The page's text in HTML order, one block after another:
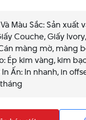
Màu Sắc: Sản xuất
Couche, Giấy
màng mờ, màng
Ép kim vàng, kim
Ấn: In nhanh, in